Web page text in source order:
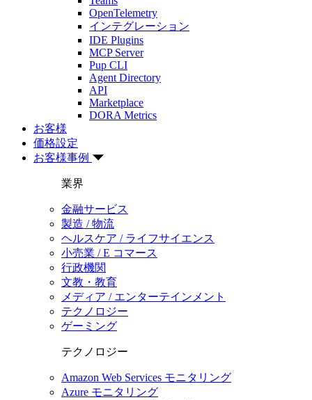
OpenTelemetry
インテグレーション
IDE Plugins
MCP Server
Pup CLI
Agent Directory
API
Marketplace
DORA Metrics
お客様
価格設定
お客様事例
業界
金融サービス
製造 / 物流
ヘルスケア / ライフサイエンス
小売業 / E コマース
行政機関
文教・教育
メディア / エンターテインメント
テクノロジー
ゲーミング
テクノロジー
Amazon Web Services モニタリング
Azure モニタリング